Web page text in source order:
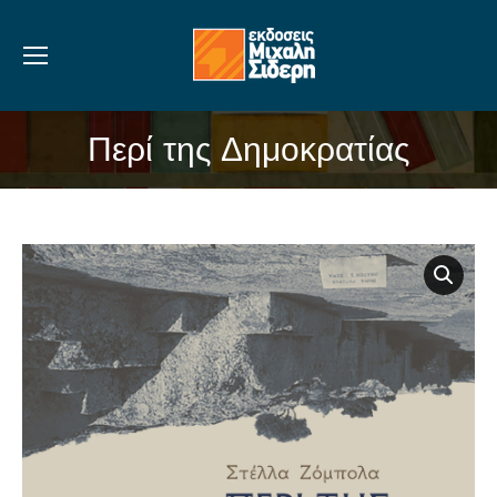
Περί της Δημοκρατίας
You are here: